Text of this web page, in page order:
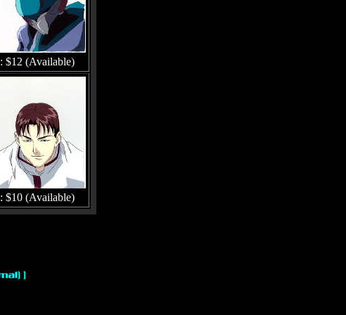
: $12 (Available)
: $10 (Available)